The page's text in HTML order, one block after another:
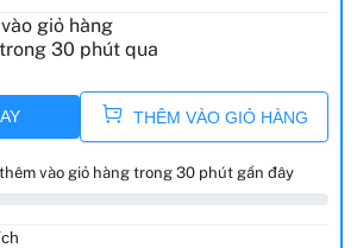
giỏ hàng
30 phút qua
THÊM VÀO GIỎ HÀNG
vào giỏ hàng trong 30 phút gần đây